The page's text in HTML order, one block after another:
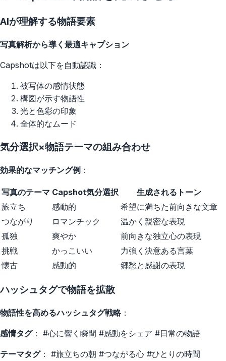
AIが理解する物語要素
写真解析から導く最適キャプション
Capshotは以下を自動認識：
被写体の感情状態
構図が示す物語性
光と色彩の印象
全体的なムード
気分選択×物語テーマの組み合わせ
効果的なマッチング例 ：
写真のテーマ Capshot気分選択
生成されるトーン
旅立ち
感動的
希望に満ちた前向きな文章
つながり
ロマンチック
温かく親密な表現
孤独
爽やか
前向きな独立心の表現
挑戦
かっこいい
力強く決意ある言葉
懐古
感動的 郷愁と感謝の表現
ハッシュタグで物語を拡散
物語性を高めるハッシュタグ戦略：
感情タグ： #心に響く瞬間 #感動をシェア #日常の物語
テーマタグ： #旅立ちの朝 #つながる心 #ひとりの時間